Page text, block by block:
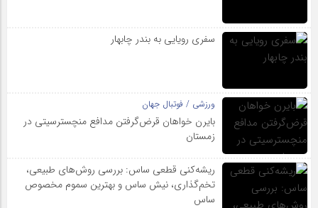
سفری رویایی به بندر چابهار
ورزشی / فوتبال جهان
بایرن خواهان قرض‌گرفتن مدافع منچسترسیتی در
زمستان
ریشه‌کنی قطعی ساس: بررسی روش‌های طبیعی،
تخم‌گذاری، نیش ساس و بهترین سموم مخصوص
ساس